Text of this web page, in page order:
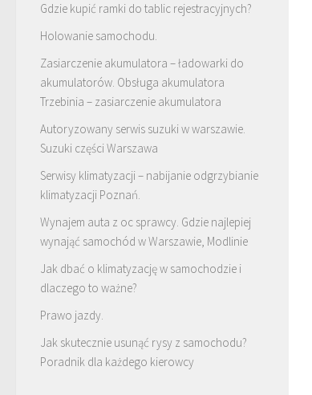
Gdzie kupić ramki do tablic rejestracyjnych?
Holowanie samochodu.
Zasiarczenie akumulatora – ładowarki do
akumulatorów. Obsługa akumulatora
Trzebinia – zasiarczenie akumulatora
Autoryzowany serwis suzuki w warszawie.
Suzuki części Warszawa
Serwisy klimatyzacji – nabijanie odgrzybianie
klimatyzacji Poznań.
Wynajem auta z oc sprawcy. Gdzie najlepiej
wynająć samochód w Warszawie, Modlinie
Jak dbać o klimatyzację w samochodzie i
dlaczego to ważne?
Prawo jazdy.
Jak skutecznie usunąć rysy z samochodu?
Poradnik dla każdego kierowcy